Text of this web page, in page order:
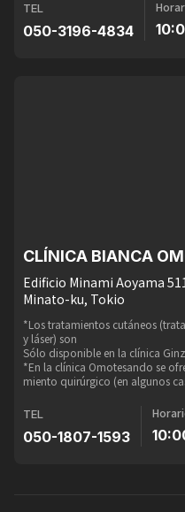
TEL
050-3196-4834
CLÍNICA BIANCA
Edificio Minami Aoyama
Minato-ku, Tokio
*Los tratamientos cutáneos
y láser) son
Sólo disponible en la clínica
*En la clínica Omotesando se
miento quirúrgico (en algunos
TEL
050-1807-1593